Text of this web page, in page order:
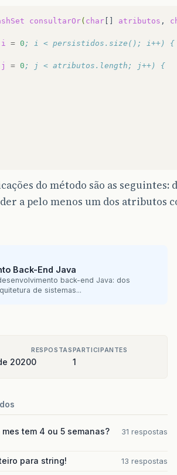
consultarOr( char atributos ,
i = 0 ; i < persistidos.size(); i++) {
j = 0 ; j < atributos.length; j++) {
do método são as
a pelo menos um dos atributos
Back-End Java
back-end Java: dos
de sistemas...
2020
RESPOSTAS
0
PARTICIPANTES
1
tem 4 ou 5 semanas?
31 respostas
para string! 13 respostas